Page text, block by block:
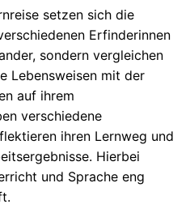
setzen sich die
Erfinderinnen
sondern vergleichen
Lebensweisen mit der
auf ihrem
verschiedene
ihren Lernweg und
Hierbei
und Sprache eng